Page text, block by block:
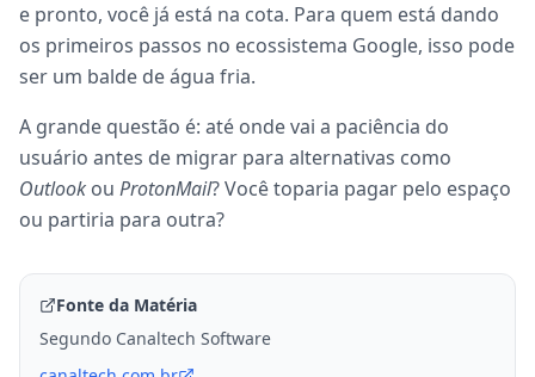
e pronto, você já está na cota. Para quem está dando
os primeiros passos no ecossistema Google, isso pode
ser um balde de água fria.
A grande questão é: até onde vai a paciência do
usuário antes de migrar para alternativas como
Outlook ou ProtonMail? Você toparia pagar pelo espaço
ou partiria para outra?
Fonte da Matéria
Segundo Canaltech Software